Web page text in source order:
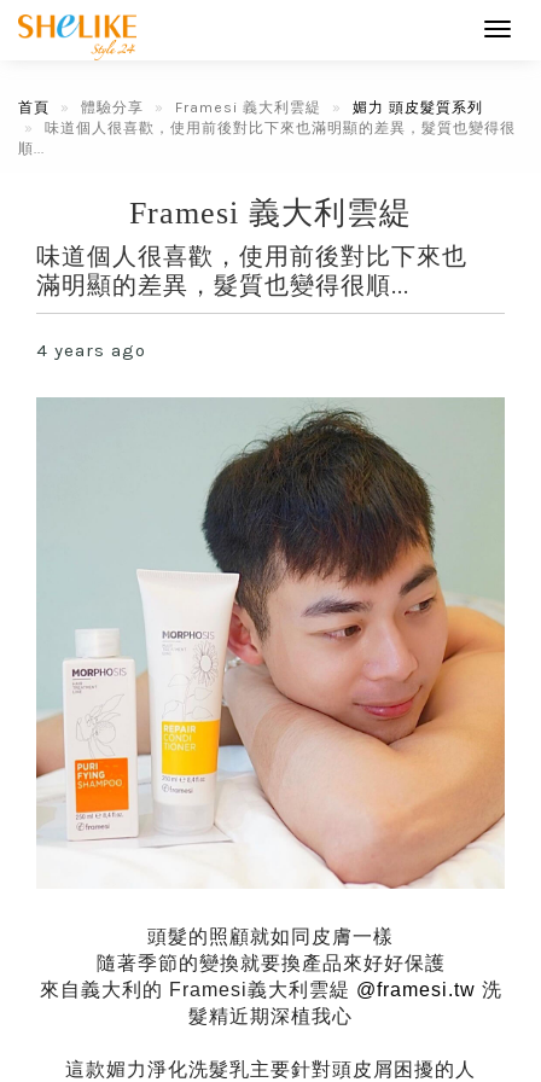
首頁 體驗分享 Framesi 義大利雲緹
媚力 頭皮髮質系列
味道個人很喜歡，使用前後對比下來也滿明顯的差異，髮質也變得很
順...
Framesi 義大利雲緹
味道個人很喜歡，使用前後對比下來也
滿明顯的差異，髮質也變得很順...
4 years ago
頭髮的照顧就如同皮膚一樣
隨著季節的變換就要換產品來好好保護
來自義大利的 Framesi義大利雲緹 @framesi.tw 洗
髮精近期深植我心
這款媚力淨化洗髮乳主要針對頭皮屑困擾的人